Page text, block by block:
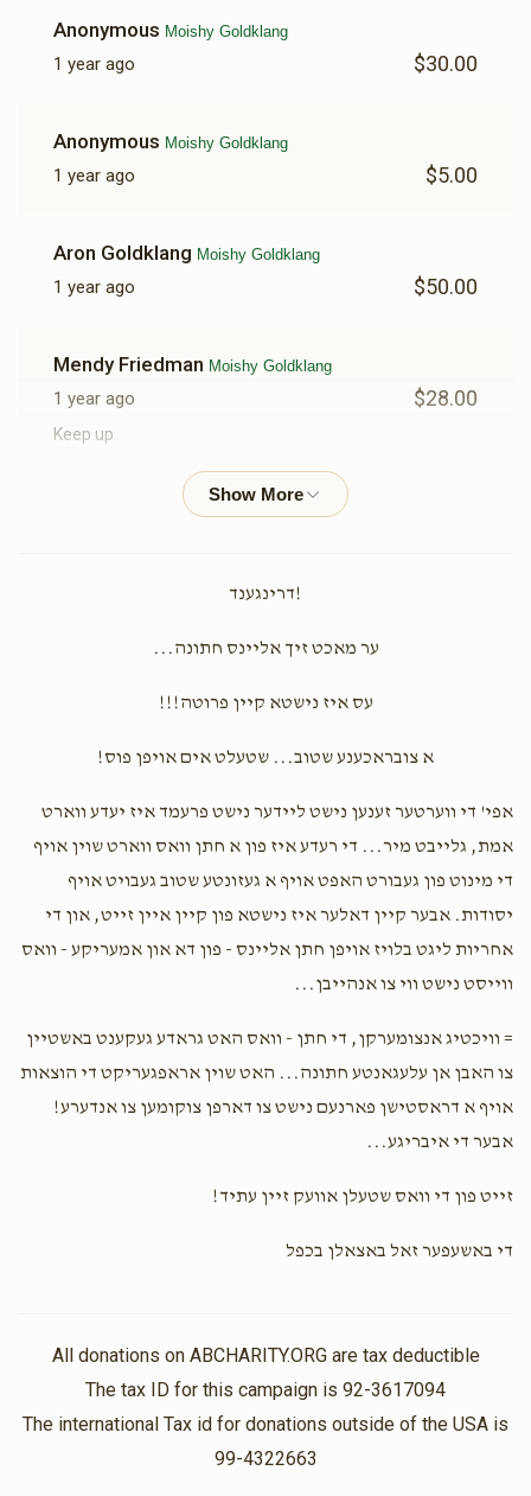
Anonymous Moishy Goldklang
1 year ago $30.00
Anonymous Moishy Goldklang
1 year ago $5.00
Aron Goldklang Moishy Goldklang
1 year ago $50.00
Mendy Friedman Moishy Goldklang
1 year ago $28.00
Keep up
Moishy Goldklang
To The Most Amazing Tatty In The Whole Entire World!!!!!
Keep On Doing Great Things Always!!!!!
1 year ago $72.00
For my best brother keep up your good work
!דרינגענד
ער מאכט זיך אליינס חתונה...
עס איז נישטא קיין פרוטה!!!
א צובראכענע שטוב... שטעלט אים אויפן פוס!
אפי' די ווערטער זענען נישט ליידער נישט פרעמד איז יעדע ווארט
אמת, גלייבט מיר... די רעדע איז פון א חתן וואס ווארט שוין אויף
די מינוט פון געבורט האפט אויף א געזונטע שטוב געבויט אויף
יסודות. אבער קיין דאלער איז נישטא פון קיין איין זייט, און די
אחריות ליגט בלויז אויפן חתן אליינס - פון דא און אמעריקע - וואס
ווייסט נישט ווי צו אנהייבן...
= וויכטיג אנצומערקן, די חתן - וואס האט גראדע געקענט באשטיין
צו האבן אן עלעגאנטע חתונה... האט שוין אראפגעריקט די הוצאות
אויף א דראסטישן פארנעם נישט צו דארפן צוקומען צו אנדערע!
אבער די איבריגע...
זייט פון די וואס שטעלן אוועק זיין עתיד!
די באשעפער זאל באצאלן בכפל
All donations on ABCHARITY.ORG are tax deductible
The tax ID for this campaign is 92-3617094
The international Tax id for donations outside of the USA is
99-4322663